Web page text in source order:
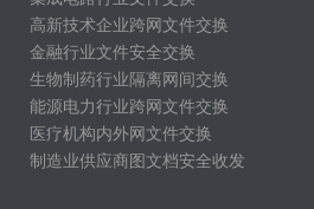
高新技术企业跨网文件交换
金融行业文件安全交换
生物制药行业隔离网间交换
能源电力行业跨网文件交换
医疗机构内外网文件交换
制造业供应商图文档安全收发